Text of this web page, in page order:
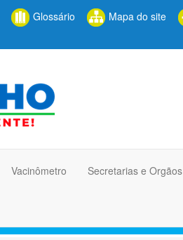
Glossário Mapa do site
Vacinômetro Secretarias e Orgãos